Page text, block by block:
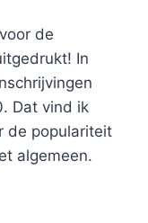
de
In
Dat vind ik
de populariteit
algemeen.